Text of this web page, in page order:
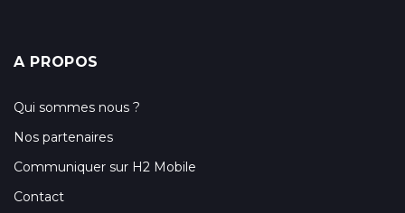
A PROPOS
Qui sommes nous ?
Nos partenaires
Communiquer sur H2 Mobile
Contact